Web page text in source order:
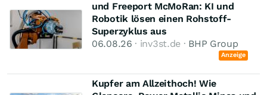
und Freeport McMoRan: KI und
Robotik lösen einen Rohstoff-
Superzyklus aus
06.08.26 · inv3st.de · BHP Group
Anzeige
Kupfer am Allzeithoch! Wie